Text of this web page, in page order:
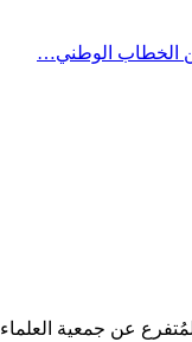
الخطاب الوطني…
عن جمعية العلماء